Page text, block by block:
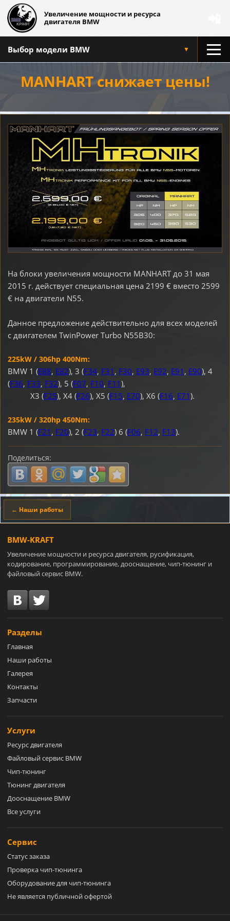
Увеличение мощности и ресурса
двигателя BMW
Выбор модели BMW ▼
MANHART снижает цены!
На блоки увеличения мощности MANHART до 31 мая
2015 г. действует специальная цена 2199 € вместо 2599
€ на двигатели N55.
Данное предложение действительно для всех моделей
с двигателем TwinPower Turbo N55B30:
225kW / 306hp 400Nm:
BMW 1 (E88, E82), 3 (F34, F31 , F30, E93, E92, E91 , E90), 4
(F36, F33, F32), 5 (F07, F10, F11),
X3 (F25), X4 (F26), X5 (F15, E70), X6 (F16, E71).
235kW / 320hp 450Nm:
BMW 1 (F21 , F20), 2 (F23, F22) 6 (F06, F12, F13).
Поделиться:
← Наши работы
BMW-KRAFT
Увеличение мощности и ресурса двигателя, русификация,
кодирование, программирование, дооснащение, чип-тюнинг и
файловый сервис BMW.
Разделы
Главная
Наши работы
Галерея
Контакты
Запчасти
Услуги
Ресурс двигателя
Файловый сервис BMW
Чип-тюнинг
Тюнинг двигателя
Дооснащение BMW
Все услуги
Сервис
Статус заказа
Проверка чип-тюнинга
Оборудование для чип-тюнинга
Не является публичной офертой